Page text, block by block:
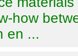
how
en ...